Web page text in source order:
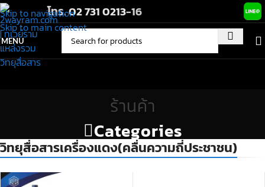
Skip to navigation
Skip to main content
โทร.02 731 0213-16
MENU
ร้านค้า
Categories
วิทยุสื่อสารเครื่องแดง(คลื่นความถี่ประชาชน)